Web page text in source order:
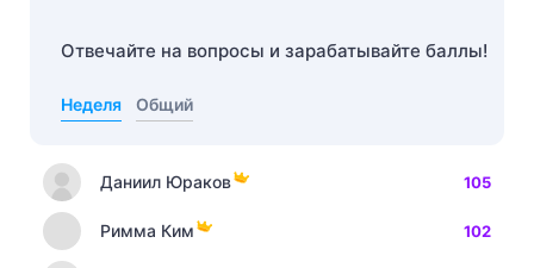
Отвечайте на вопросы и зарабатывайте баллы!
Неделя Общий
Даниил Юраков 105
Римма Ким 102